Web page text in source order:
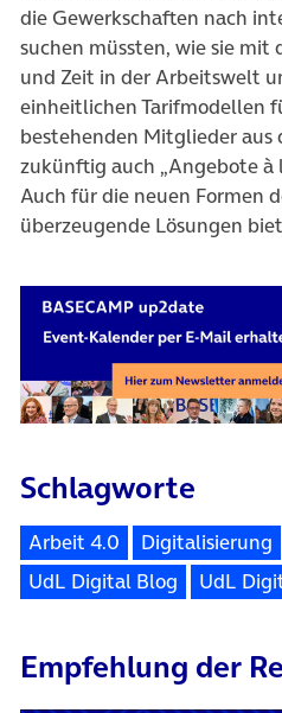
die Gewerkschaften nach
suchen müssten, wie sie mit
und Zeit in der Arbeitswelt
einheitlichen Tarifmodellen
bestehenden Mitglieder aus
zukünftig auch „Angebote à
Auch für die neuen Formen
überzeugende Lösungen
Schlagworte
Arbeit 4.0 Digitalisierung
UdL Digital Blog
UdL
Empfehlung der